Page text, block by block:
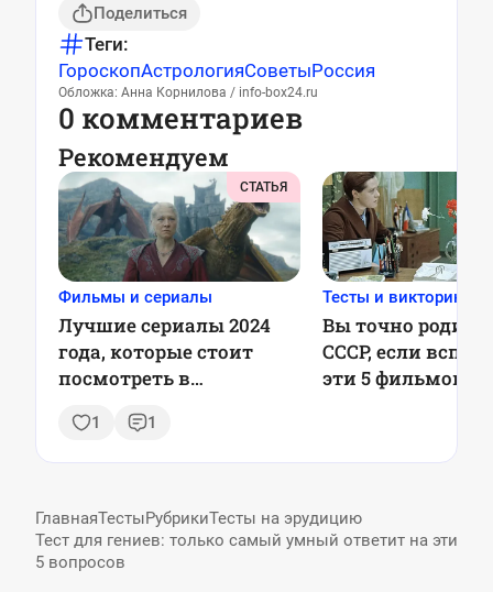
Поделиться
Теги:
ГороскопАстрологияСоветыРоссия
Обложка: Анна Корнилова / info-box24.ru
0 комментариев
Рекомендуем
СТАТЬЯ
Фильмы и сериалы
Лучшие сериалы 2024
года, которые стоит
посмотреть в
1 1
Тесты и викторины
Вы точно
СССР, если
эти 5 фильмов —
ГлавнаяТестыРубрикиТесты на эрудицию
Тест для гениев: только самый умный ответит на эти
5 вопросов